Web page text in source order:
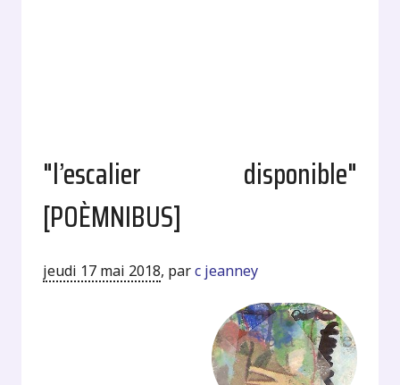
"l’escalier disponible"
[POÈMNIBUS]
jeudi 17 mai 2018, parc jeanney